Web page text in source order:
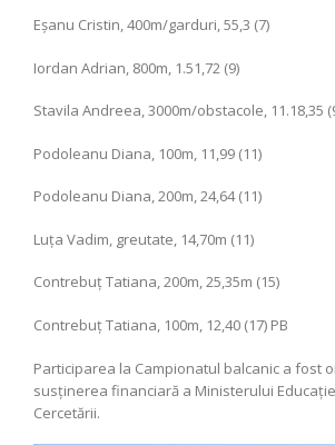
Eșanu Cristin, 400m/garduri, 55,3 (7)
Iordan Adrian, 800m, 1.51,72 (9)
Stavila Andreea, 3000m/obstacole, 11.18,35
Podoleanu Diana, 100m, 11,99 (11)
Podoleanu Diana, 200m, 24,64 (11)
Luța Vadim, greutate, 14,70m (11)
Contrebuț Tatiana, 200m, 25,35m (15)
Contrebuț Tatiana, 100m, 12,40 (17) PB
Participarea la Campionatul balcanic a fost
susținerea financiară a Ministerului
Cercetării.